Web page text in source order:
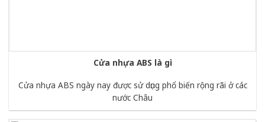
Cửa nhựa ABS là gì
Cửa nhựa ABS ngày nay được sử dụng phổ biến rộng rãi ở các
nước Châu